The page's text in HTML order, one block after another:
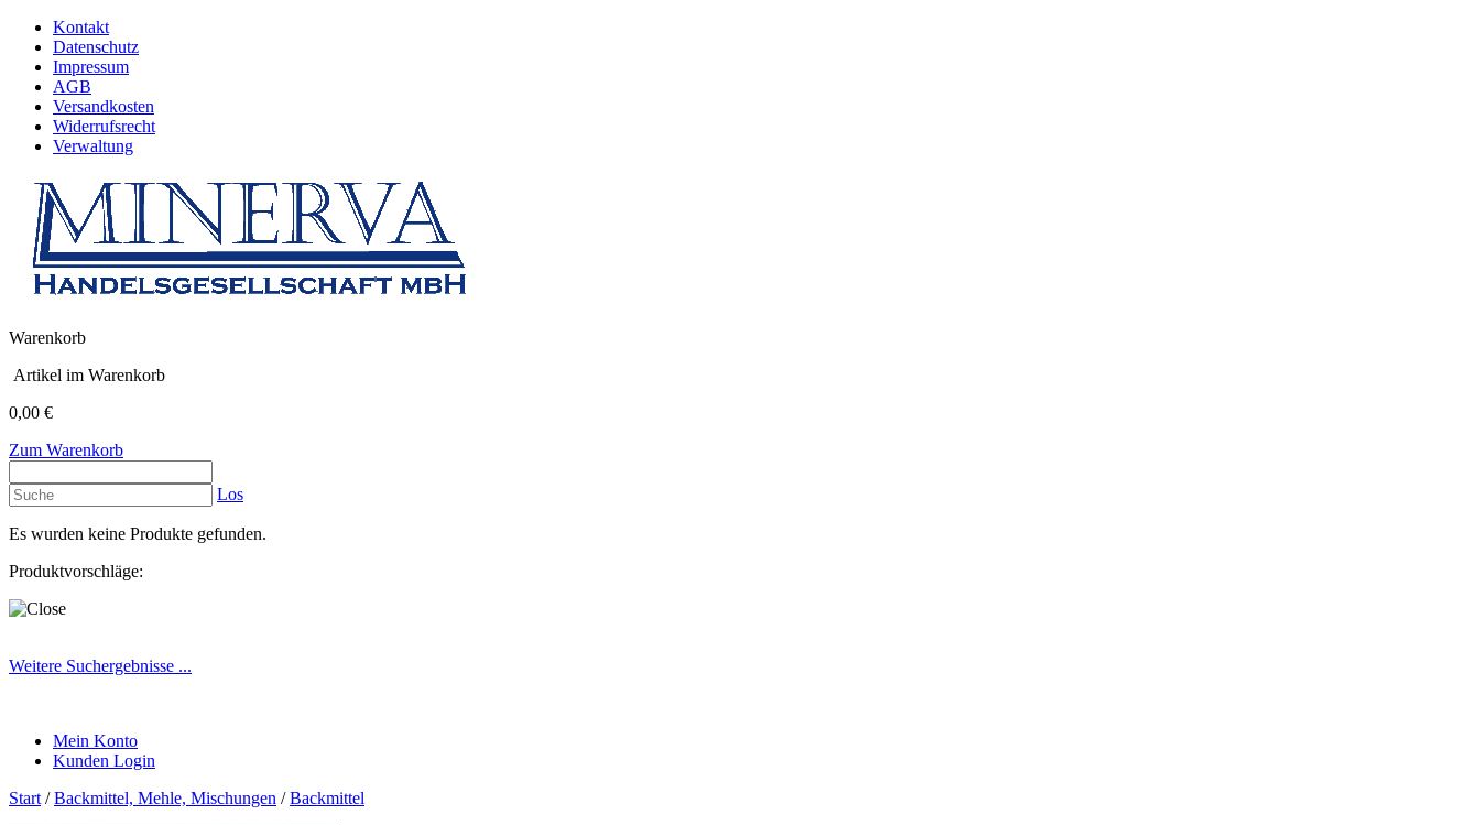
Kontakt
Datenschutz
Impressum
AGB
Versandkosten
Widerrufsrecht
Verwaltung
Warenkorb
Artikel im Warenkorb
0,00 €
Zum Warenkorb
Los
Es wurden keine Produkte gefunden.
Produktvorschläge:
Weitere Suchergebnisse ...
Mein Konto
Kunden Login
Start /Backmittel, Mehle, Mischungen /Backmittel